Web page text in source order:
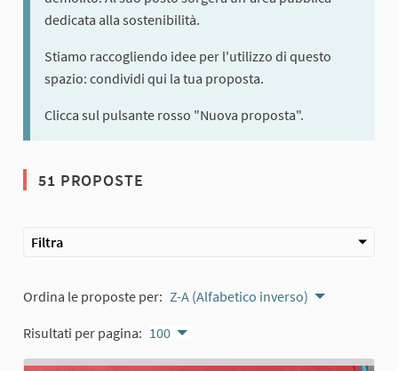
dedicata alla sostenibilità.
Stiamo raccogliendo idee per l'utilizzo di questo
spazio: condividi qui la tua proposta.
Clicca sul pulsante rosso "Nuova proposta".
51 PROPOSTE
Filtra
Ordina le proposte per: Z-A (Alfabetico inverso)
Risultati per pagina: 100